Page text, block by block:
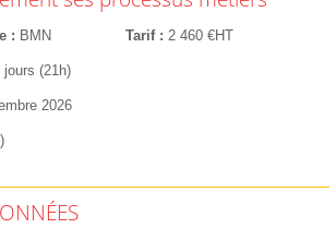
BMN Tarif 2 460 €HT
jours (21h)
2026